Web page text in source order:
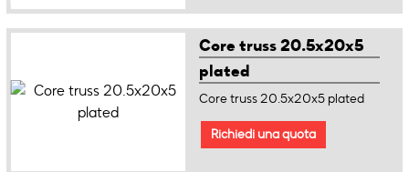
Core truss 20.5x20x5
plated
Core truss 20.5x20x5 plated
Richiedi una quota